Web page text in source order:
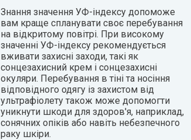
Знання значення УФ-індексу допоможе
вам краще спланувати своє перебування
на відкритому повітрі. При високому
значенні УФ-індексу рекомендується
вживати захисні заходи, такі як
сонцезахисний крем і сонцезахисні
окуляри. Перебування в тіні та носіння
відповідного одягу із захистом від
ультрафіолету також може допомогти
уникнути шкоди для здоров'я, наприклад,
сонячних опіків або навіть небезпечного
раку шкіри.